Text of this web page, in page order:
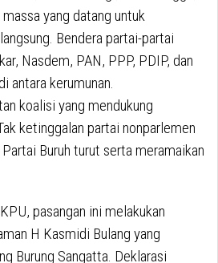
yang datang untuk
Bendera partai-partai
Nasdem, PAN, PPP, PDIP, dan
antara kerumunan.
koalisi yang mendukung
ketinggalan partai nonparlemen
Buruh turut serta meramaikan
pasangan ini melakukan
H Kasmidi Bulang yang
Burung Sangatta. Deklarasi